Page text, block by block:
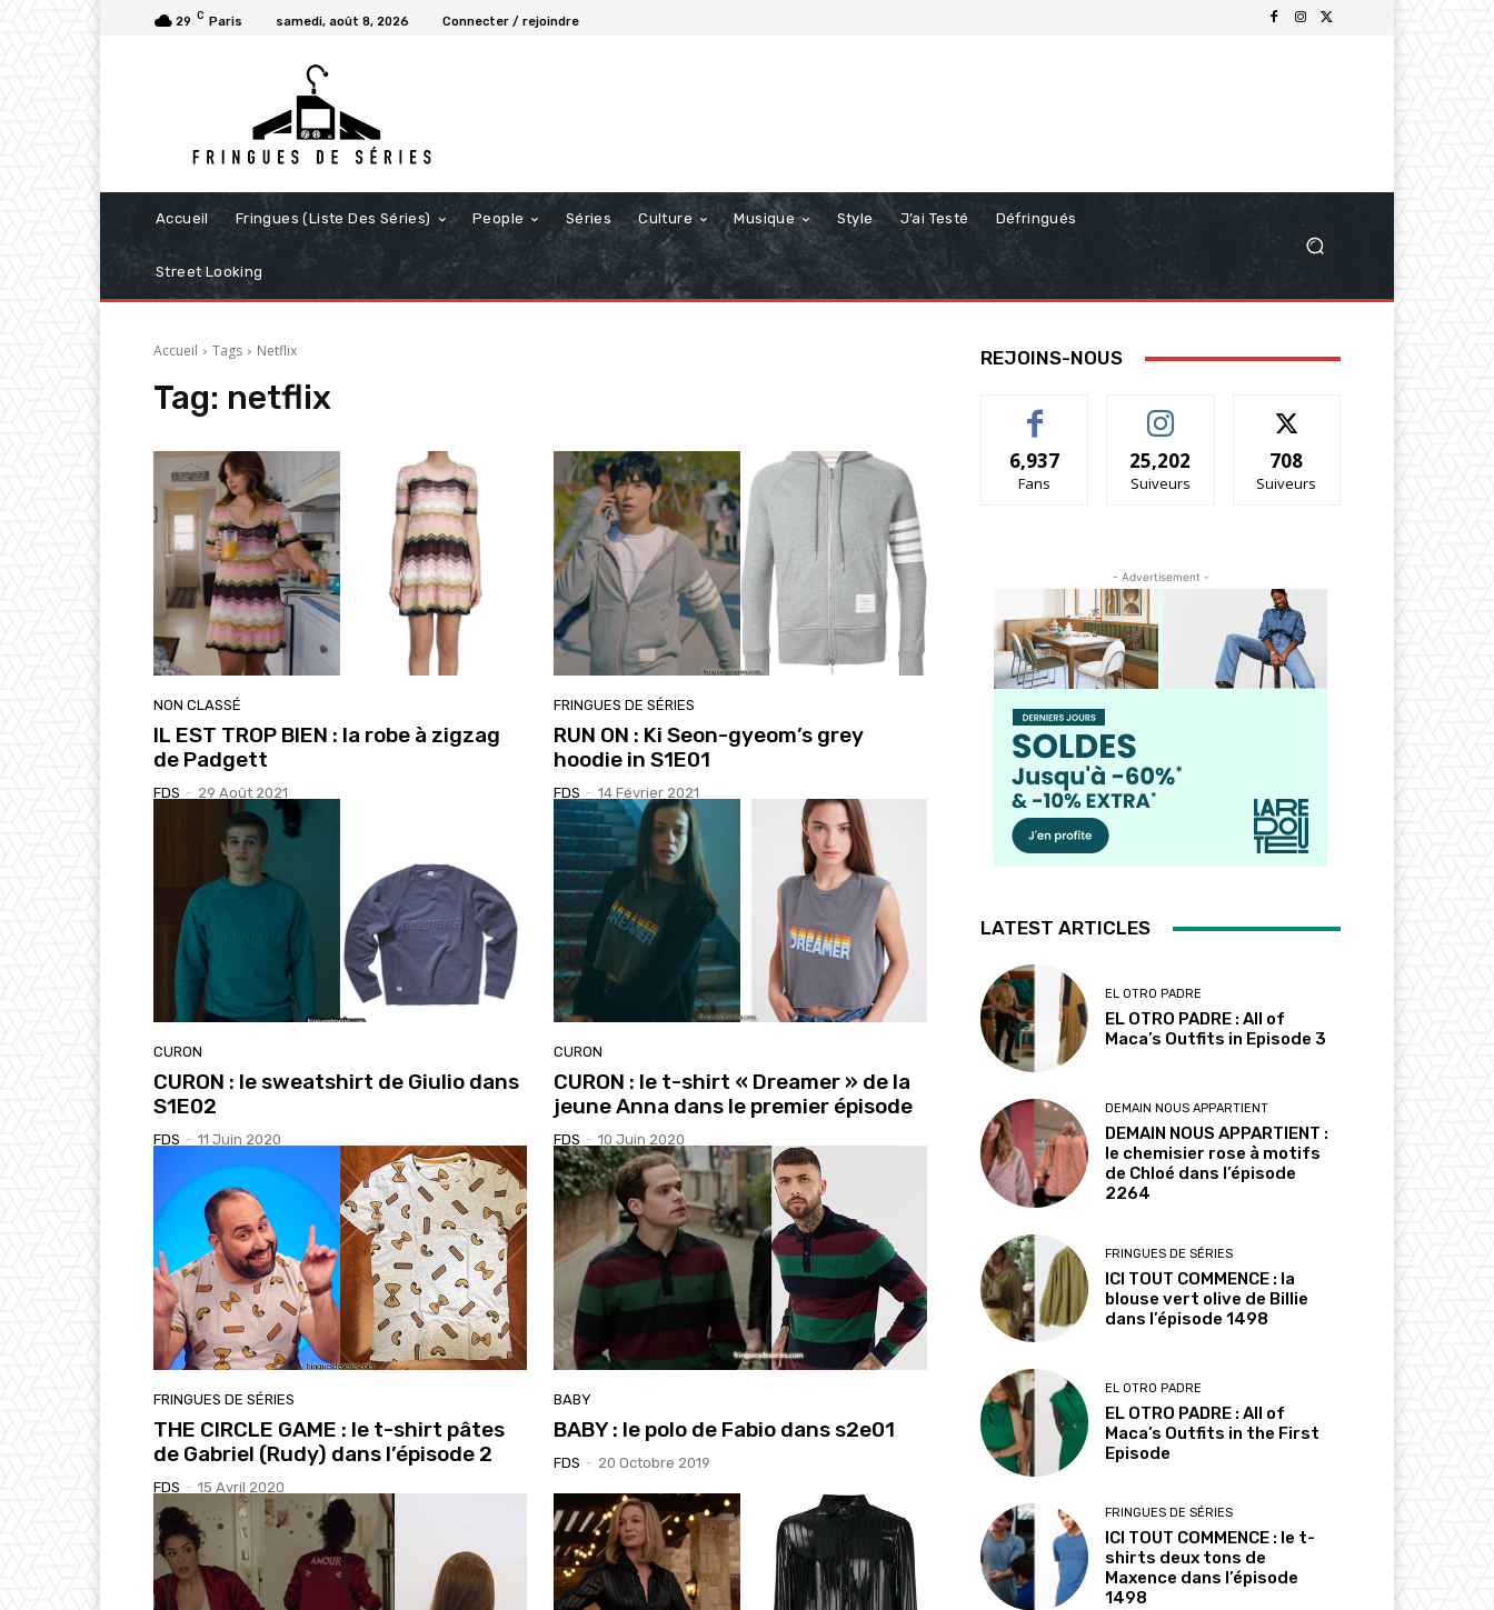
29 C Paris samedi, août 8, 2026 Connecter / rejoindre
Accueil Fringues (Liste Des Séries) People Séries Culture Musique Style J’ai Testé Défringués
Street Looking
Accueil Tags Netflix
Tag: netflix
NON CLASSÉ
IL EST TROP BIEN : la robe à zigzag
de Padgett
FDS - 29 Août 2021
FRINGUES DE SÉRIES
RUN ON : Ki Seon-gyeom’s grey
hoodie in S1E01
FDS - 14 Février 2021
CURON
CURON : le sweatshirt de Giulio dans
S1E02
FDS - 11 Juin 2020
CURON
CURON : le t-shirt « Dreamer » de la
jeune Anna dans le premier épisode
FDS - 10 Juin 2020
FRINGUES DE SÉRIES
THE CIRCLE GAME : le t-shirt pâtes
de Gabriel (Rudy) dans l’épisode 2
FDS - 15 Avril 2020
BABY
BABY : le polo de Fabio dans s2e01
FDS - 20 Octobre 2019
REJOINS-NOUS
6,937
Fans
25,202
Suiveurs
708
Suiveurs
- Advertisement -
LATEST ARTICLES
EL OTRO PADRE
EL OTRO PADRE : All of
Maca’s Outfits in Episode 3
DEMAIN NOUS APPARTIENT
DEMAIN NOUS APPARTIENT :
le chemisier rose à motifs
de Chloé dans l’épisode
2264
FRINGUES DE SÉRIES
ICI TOUT COMMENCE : la
blouse vert olive de Billie
dans l’épisode 1498
EL OTRO PADRE
EL OTRO PADRE : All of
Maca’s Outfits in the First
Episode
FRINGUES DE SÉRIES
ICI TOUT COMMENCE : le t-
shirts deux tons de
Maxence dans l’épisode
1498